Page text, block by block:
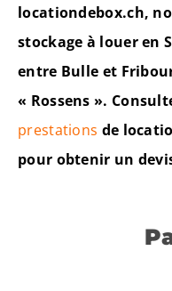
locationdebox.ch,
stockage à louer en
entre Bulle et
« Rossens ».
prestations de
pour obtenir un